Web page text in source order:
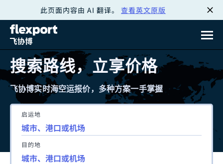
此页面内容由 AI 翻译。 查看英文原版
搜索路线，立享价格
飞协博实时海空运报价，多种方案一手掌握
启运地
目的地